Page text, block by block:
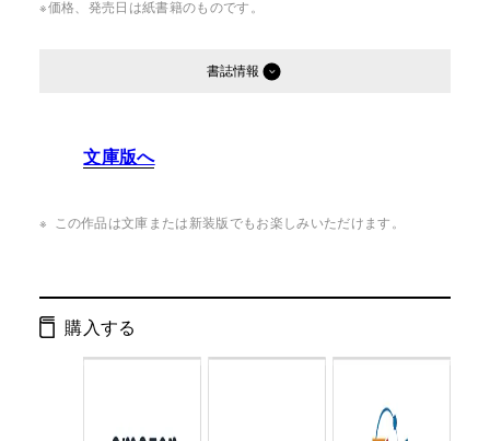
※価格、発売日は紙書籍のものです。
書誌情報
Cコード： 0093
文庫版へ
この作品は文庫または新装版でもお楽しみいただけます。
購入する